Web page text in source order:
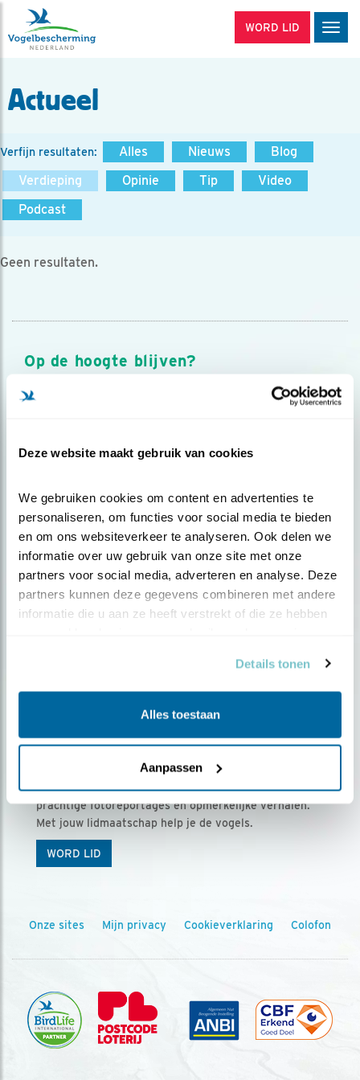
Deze website maakt gebruik van cookies
We gebruiken cookies om content en advertenties te
personaliseren, om functies voor social media te bieden
en om ons websiteverkeer te analyseren. Ook delen we
informatie over uw gebruik van onze site met onze
partners voor social media, adverteren en analyse. Deze
partners kunnen deze gegevens combineren met andere
informatie die u aan ze heeft verstrekt of die ze hebben
Details tonen
Alles toestaan
Aanpassen
WORD LID
Actueel
Verfijn resultaten: Alles Nieuws
Blog
Verdieping
Opinie Tip
Video
Podcast
Geen resultaten.
Op de hoogte blijven?
Meld je aan en ontvang nieuws, inspiratie, acties en tips
over vogels en activiteiten van Vogelbescherming.
Ontvang 5 x Vogels voor € 36,00 per jaar
Vogels is het tijdschrift voor onze leden, met
prachtige fotoreportages en opmerkelijke verhalen.
Met jouw lidmaatschap help je de vogels.
WORD LID
Onze sites Mijn privacy Cookieverklaring Colofon